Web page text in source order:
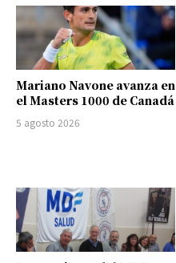
Mariano Navone avanza en
el Masters 1000 de Canadá
5 agosto 2026